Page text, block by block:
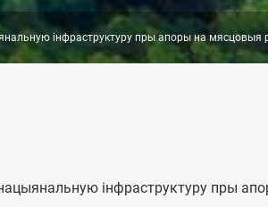
інфраструктуру пры апоры на мясцовыя
інфраструктуру пры